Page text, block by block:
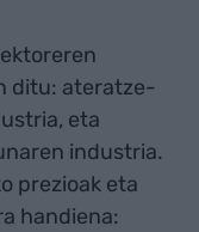
ditu: ateratze-
eta
industria.
prezioak eta
handiena: